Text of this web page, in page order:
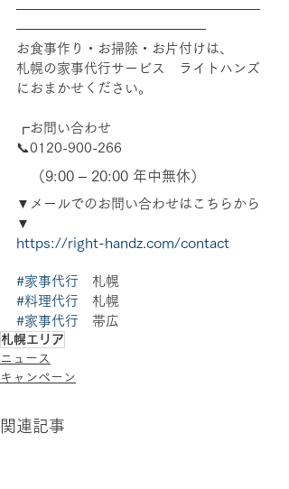
――――――――――――――――――
――――――――――――――
お食事作り・お掃除・お片付けは、
札幌の家事代行サービス　ライトハンズ
におまかせください。
┏お問い合わせ
📞0120-900-266
（9:00 – 20:00 年中無休）
▼メールでのお問い合わせはこちらから
▼
https://right-handz.com/contact
#家事代行 札幌
#料理代行 札幌
#家事代行 帯広
札幌エリア
ニュース
キャンペーン
関連記事